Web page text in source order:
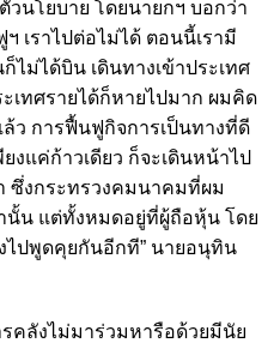
วนโยบาย โดยนายกฯ บอกว่า
เราไปต่อไม่ได้ ตอนนี้เรามี
ม่ได้บิน เดินทางเข้าประเทศ
เทศรายได้ก็หายไปมาก ผมคิด
ล้ว การฟื้นฟูกิจการเป็นทางที่ดี
แค่ก้าวเดียว ก็จะเดินหน้าไป
ซึ่งกระทรวงคมนาคมที่ผม
นั้น แต่ทั้งหมดอยู่ที่ผู้ถือหุ้น โดย
ไปพูดคุยกันอีกที” นายอนุทิน
คลังไม่มาร่วมหารือด้วยมีนัย